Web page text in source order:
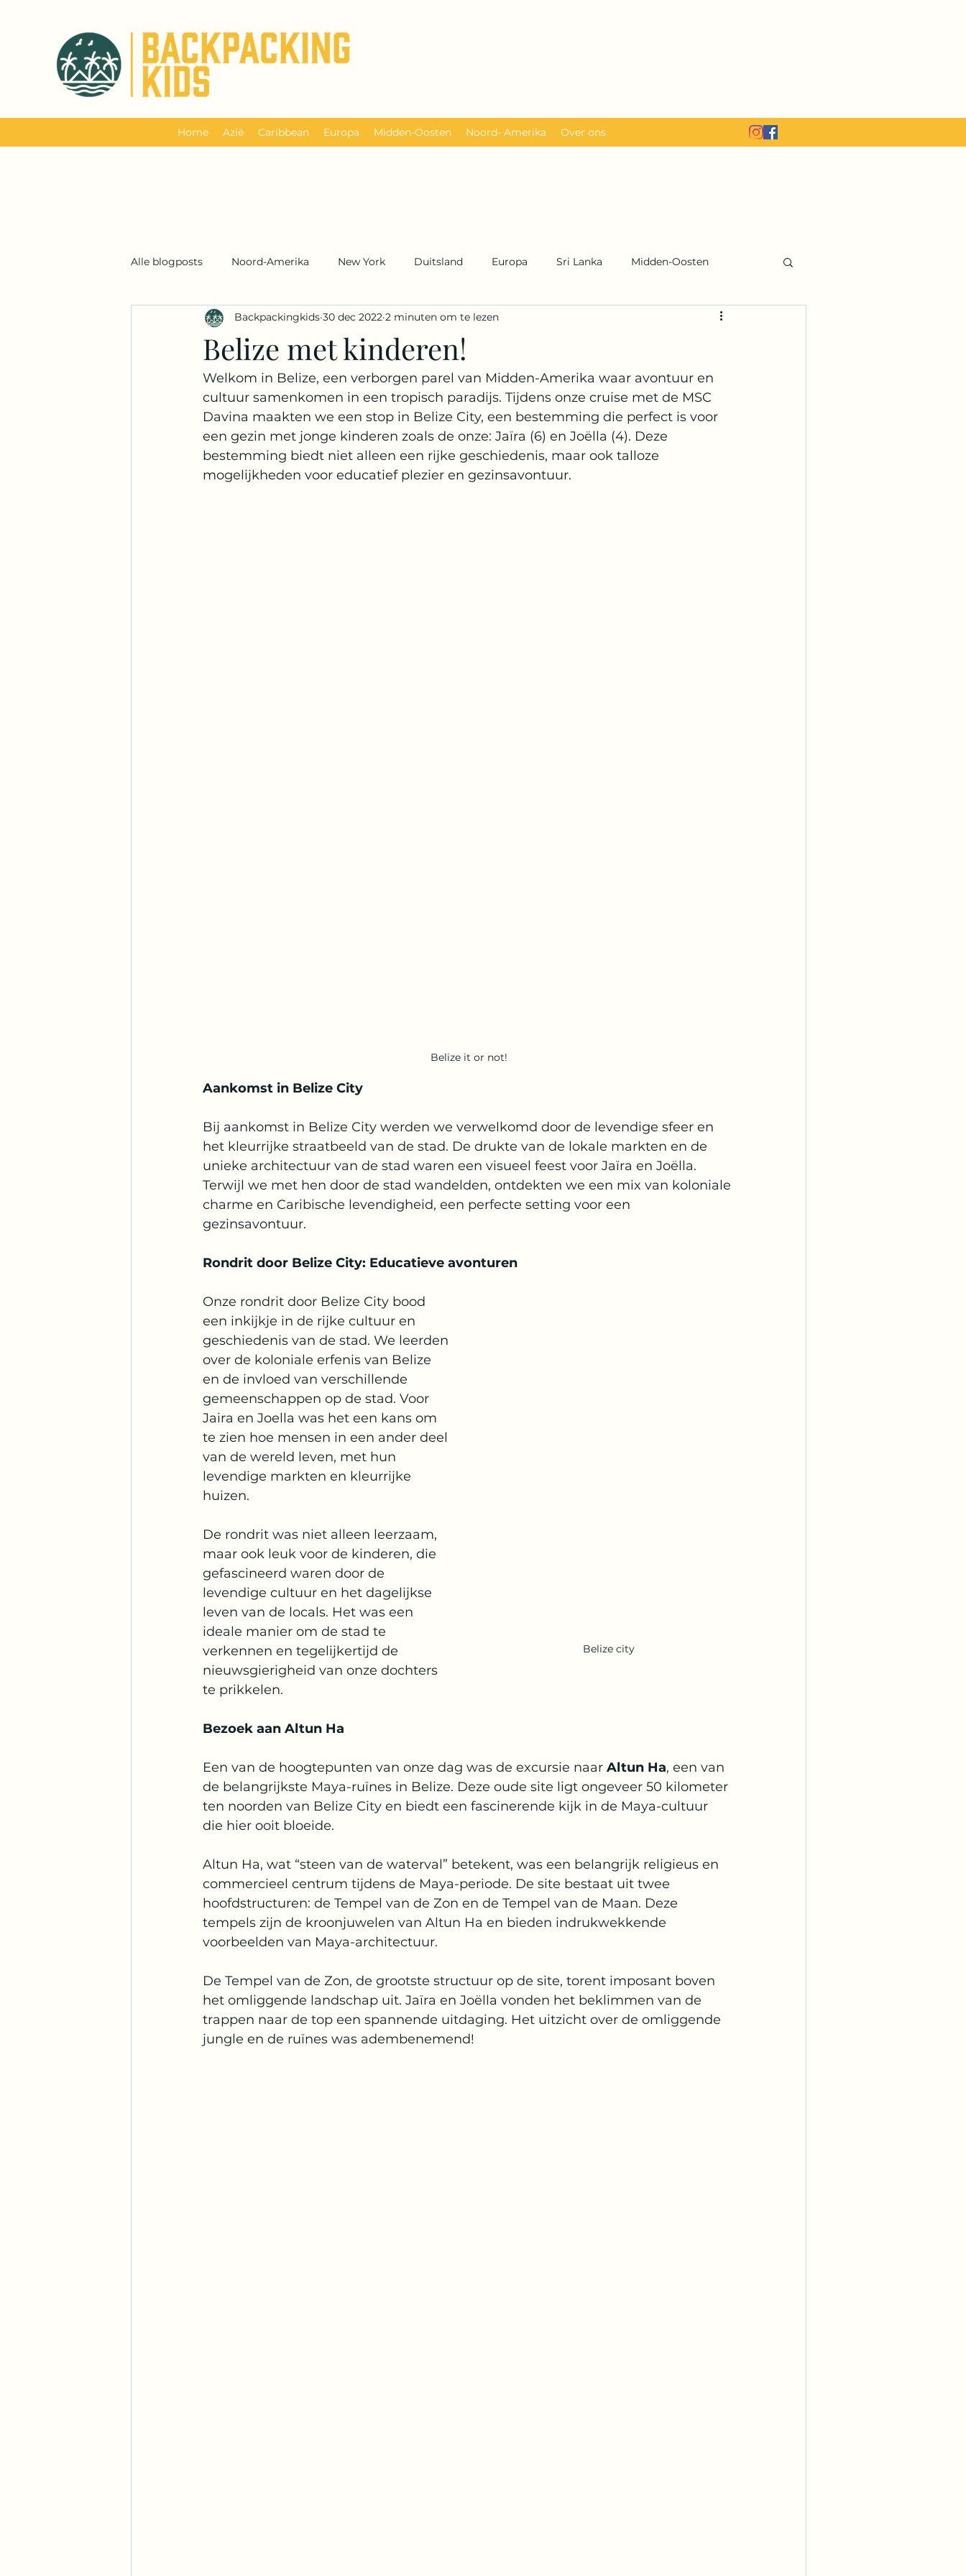
Home Azië Caribbean Europa Midden-Oosten Noord- Amerika Over ons
Alle blogposts Noord-Amerika New York Duitsland Europa Sri Lanka Midden-Oosten
Backpackreis Schotland UK Engeland Azië
Frankrijk Malediven Singapore Egypte Oostenrijk Bahama's Cruisebestemmingen
Honduras Belize Cayman Island
Belize met kinderen!
Backpackingkids 30 dec 2022 2 minuten om te lezen
Welkom in Belize, een verborgen parel van Midden-Amerika waar avontuur en
cultuur samenkomen in een tropisch paradijs. Tijdens onze cruise met de MSC
Davina maakten we een stop in Belize City, een bestemming die perfect is voor
een gezin met jonge kinderen zoals de onze: Jaïra (6) en Joëlla (4). Deze
bestemming biedt niet alleen een rijke geschiedenis, maar ook talloze
mogelijkheden voor educatief plezier en gezinsavontuur.
Belize it or not!
Aankomst in Belize City
Bij aankomst in Belize City werden we verwelkomd door de levendige sfeer en
het kleurrijke straatbeeld van de stad. De drukte van de lokale markten en de
unieke architectuur van de stad waren een visueel feest voor Jaïra en Joëlla.
Terwijl we met hen door de stad wandelden, ontdekten we een mix van koloniale
charme en Caribische levendigheid, een perfecte setting voor een
gezinsavontuur.
Rondrit door Belize City: Educatieve avonturen
Belize city
Onze rondrit door Belize City bood
een inkijkje in de rijke cultuur en
geschiedenis van de stad. We leerden
over de koloniale erfenis van Belize
en de invloed van verschillende
gemeenschappen op de stad. Voor
Jaira en Joella was het een kans om
te zien hoe mensen in een ander deel
van de wereld leven, met hun
levendige markten en kleurrijke
huizen.
De rondrit was niet alleen leerzaam,
maar ook leuk voor de kinderen, die
gefascineerd waren door de
levendige cultuur en het dagelijkse
leven van de locals. Het was een
ideale manier om de stad te
verkennen en tegelijkertijd de
nieuwsgierigheid van onze dochters
te prikkelen.
Bezoek aan Altun Ha
Een van de hoogtepunten van onze dag was de excursie naar Altun Ha, een van
de belangrijkste Maya-ruïnes in Belize. Deze oude site ligt ongeveer 50 kilometer
ten noorden van Belize City en biedt een fascinerende kijk in de Maya-cultuur
die hier ooit bloeide.
Altun Ha, wat “steen van de waterval” betekent, was een belangrijk religieus en
commercieel centrum tijdens de Maya-periode. De site bestaat uit twee
hoofdstructuren: de Tempel van de Zon en de Tempel van de Maan. Deze
tempels zijn de kroonjuwelen van Altun Ha en bieden indrukwekkende
voorbeelden van Maya-architectuur.
De Tempel van de Zon, de grootste structuur op de site, torent imposant boven
het omliggende landschap uit. Jaïra en Joëlla vonden het beklimmen van de
trappen naar de top een spannende uitdaging. Het uitzicht over de omliggende
jungle en de ruïnes was adembenemend!